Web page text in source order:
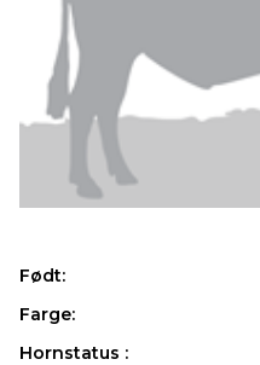
Født:
Farge:
Hornstatus :